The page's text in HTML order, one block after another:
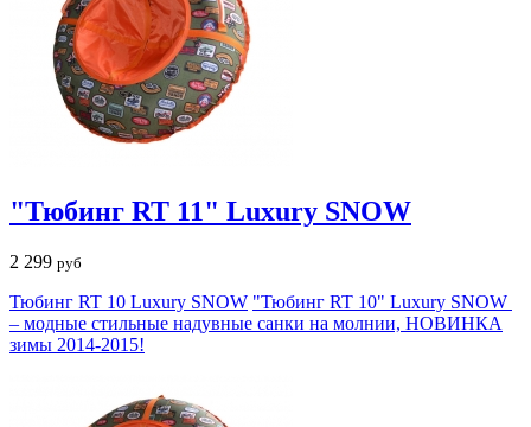
"Тюбинг RT 11" Luxury SNOW
2 299 руб
Тюбинг RT 10 Luxury SNOW "Тюбинг RT 10" Luxury SNOW
– модные стильные надувные санки на молнии, НОВИНКА
зимы 2014-2015!